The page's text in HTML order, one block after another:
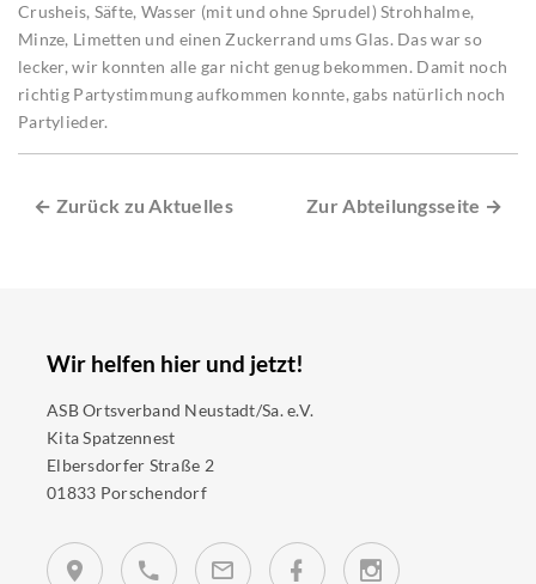
Crusheis, Säfte, Wasser (mit und ohne Sprudel) Strohhalme,
Minze, Limetten und einen Zuckerrand ums Glas. Das war so
lecker, wir konnten alle gar nicht genug bekommen. Damit noch
richtig Partystimmung aufkommen konnte, gabs natürlich noch
Partylieder.
← Zurück zu Aktuelles Zur Abteilungsseite →
Wir helfen hier und jetzt!
ASB Ortsverband Neustadt/Sa. e.V.
Kita Spatzennest
Elbersdorfer Straße 2
01833 Porschendorf